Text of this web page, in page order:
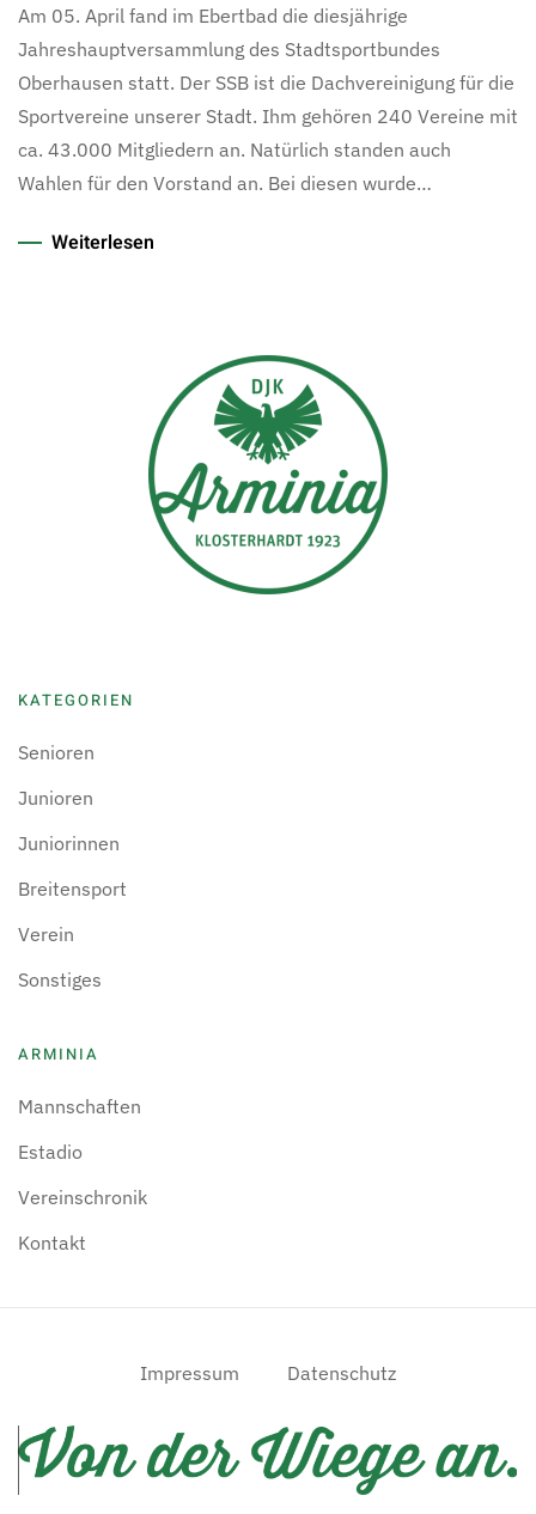
Am 05. April fand im Ebertbad die diesjährige
Jahreshauptversammlung des Stadtsportbundes
Oberhausen statt. Der SSB ist die Dachvereinigung für die
Sportvereine unserer Stadt. Ihm gehören 240 Vereine mit
ca. 43.000 Mitgliedern an. Natürlich standen auch
Wahlen für den Vorstand an. Bei diesen wurde…
Weiterlesen
KATEGORIEN
Senioren
Junioren
Juniorinnen
Breitensport
Verein
Sonstiges
ARMINIA
Mannschaften
Estadio
Vereinschronik
Kontakt
Impressum Datenschutz